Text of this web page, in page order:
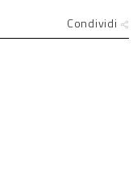
Condividi